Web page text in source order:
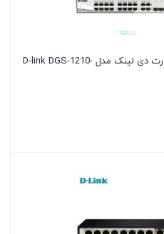
سوئیچ شبکه 20 پورت دی لینک مدل D-link DGS-1210-